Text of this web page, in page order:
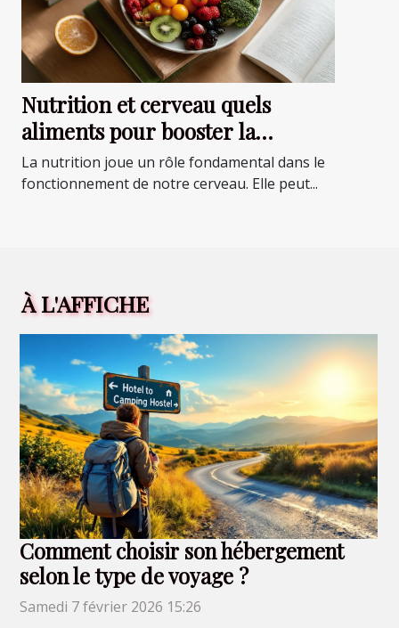
Nutrition et cerveau quels
aliments pour booster la
mémoire et la concentration
La nutrition joue un rôle fondamental dans le
fonctionnement de notre cerveau. Elle peut...
À L'AFFICHE
Comment choisir son hébergement
selon le type de voyage ?
Samedi 7 février 2026 15:26